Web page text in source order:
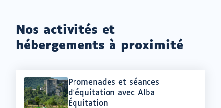
Nos activités et
hébergements à proximité
Offre
:
Promenades et séances
d'équitation avec Alba
Équitation